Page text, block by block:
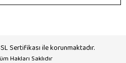
Sertifikası ile korunmaktadır.
Hakları Saklıdır